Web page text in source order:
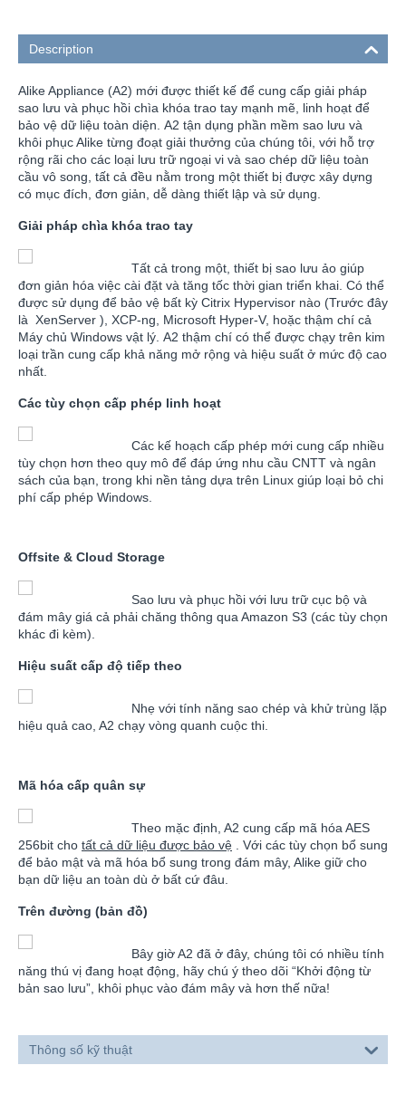
Description
Alike Appliance (A2) mới được thiết kế để cung cấp giải pháp
sao lưu và phục hồi chìa khóa trao tay mạnh mẽ, linh hoạt để
bảo vệ dữ liệu toàn diện. A2 tận dụng phần mềm sao lưu và
khôi phục Alike từng đoạt giải thưởng của chúng tôi, với hỗ trợ
rộng rãi cho các loại lưu trữ ngoại vi và sao chép dữ liệu toàn
cầu vô song, tất cả đều nằm trong một thiết bị được xây dựng
có mục đích, đơn giản, dễ dàng thiết lập và sử dụng.
Giải pháp chìa khóa trao tay
Tất cả trong một, thiết bị sao lưu ảo giúp
đơn giản hóa việc cài đặt và tăng tốc thời gian triển khai. Có thể
được sử dụng để bảo vệ bất kỳ Citrix Hypervisor nào (Trước đây
là XenServer ), XCP-ng, Microsoft Hyper-V, hoặc thậm chí cả
Máy chủ Windows vật lý. A2 thậm chí có thể được chạy trên kim
loại trần cung cấp khả năng mở rộng và hiệu suất ở mức độ cao
nhất.
Các tùy chọn cấp phép linh hoạt
Các kế hoạch cấp phép mới cung cấp nhiều
tùy chọn hơn theo quy mô để đáp ứng nhu cầu CNTT và ngân
sách của bạn, trong khi nền tảng dựa trên Linux giúp loại bỏ chi
phí cấp phép Windows.
Offsite & Cloud Storage
Sao lưu và phục hồi với lưu trữ cục bộ và
đám mây giá cả phải chăng thông qua Amazon S3 (các tùy chọn
khác đi kèm).
Hiệu suất cấp độ tiếp theo
Nhẹ với tính năng sao chép và khử trùng lặp
hiệu quả cao, A2 chạy vòng quanh cuộc thi.
Mã hóa cấp quân sự
Theo mặc định, A2 cung cấp mã hóa AES
256bit cho tất cả dữ liệu được bảo vệ . Với các tùy chọn bổ sung
để bảo mật và mã hóa bổ sung trong đám mây, Alike giữ cho
bạn dữ liệu an toàn dù ở bất cứ đâu.
Trên đường (bản đồ)
Bây giờ A2 đã ở đây, chúng tôi có nhiều tính
năng thú vị đang hoạt động, hãy chú ý theo dõi “Khởi động từ
bản sao lưu”, khôi phục vào đám mây và hơn thế nữa!
Thông số kỹ thuật